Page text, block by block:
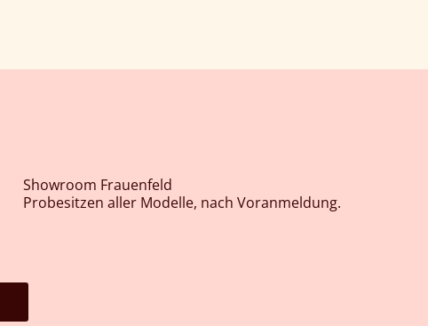
Showroom Frauenfeld
Probesitzen aller Modelle, nach Voranmeldung.